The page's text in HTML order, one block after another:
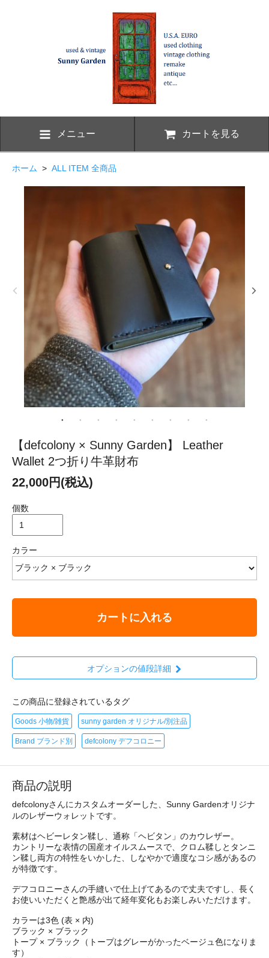
メニュー カートを見る
ホーム > ALL ITEM 全商品
【defcolony × Sunny Garden】 Leather
Wallet 2つ折り牛革財布
22,000円(税込)
個数
カラー
カートに入れる
オプションの値段詳細
この商品に登録されているタグ
Goods 小物/雑貨 sunny garden オリジナル/別注品
Brand ブランド別 defcolony デフコロニー
商品の説明
defcolonyさんにカスタムオーダーした、Sunny Gardenオリジナ
ルのレザーウォレットです。
素材はヘビーレタン鞣し、通称「ヘビタン」のカウレザー。
カントリーな表情の国産オイルスムースで、クロム鞣しとタンニ
ン鞣し両方の特性をいかした、しなやかで適度なコシ感があるの
が特徴です。
デフコロニーさんの手縫いで仕上げてあるので丈夫ですし、長く
お使いいただくと艶感が出て経年変化もお楽しみいただけます。
カラーは3色 (表 × 内)
ブラック × ブラック
トープ × ブラック（トープはグレーがかったベージュ色になりま
す）